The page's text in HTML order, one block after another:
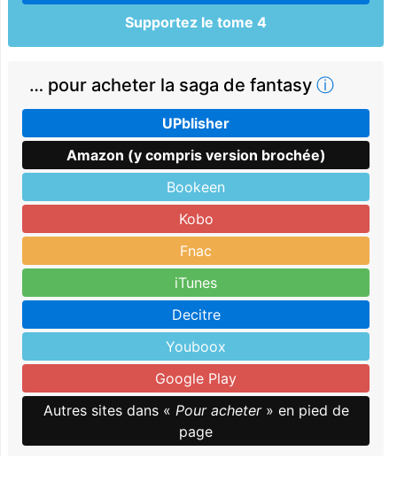
Supportez le tome 4
… pour acheter la saga de fantasy ⓘ
UPblisher
Amazon (y compris version brochée)
Bookeen
Kobo
Fnac
iTunes
Decitre
Youboox
Google Play
Autres sites dans « Pour acheter» en pied de
page